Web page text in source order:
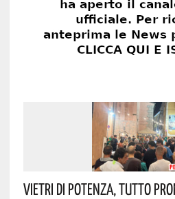
Vietri Di Potenza, Tutto